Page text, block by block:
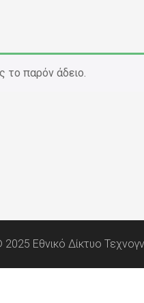
το παρόν άδειο.
Εθνικό Δίκτυο